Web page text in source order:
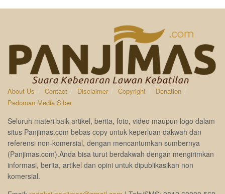
About Us Contact Disclaimer Copyright
Donation
Pedoman Media Siber
Seluruh materi baik artikel, berita, foto, video maupun logo dalam
situs Panjimas.com bebas copy untuk keperluan dakwah dan
referensi non-komersial, dengan mencantumkan sumbernya
(Panjimas.com).Anda bisa turut berdakwah dengan mengirimkan
informasi, berita, artikel dan opini untuk dipublikasikan non
komersial.